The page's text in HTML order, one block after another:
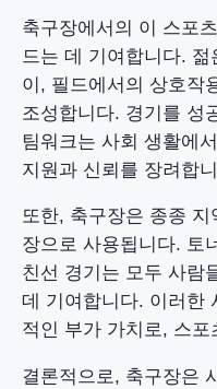
축구장에서의 이 스포
드는 데 기여합니다.
이, 필드에서의 상호작
조성합니다. 경기를 성
팀워크는 사회 생활에
지원과 신뢰를 장려합
또한, 축구장은 종종 지
장으로 사용됩니다. 토
친선 경기는 모두 사람
데 기여합니다. 이러한
적인 부가 가치로, 스
결론적으로, 축구장은